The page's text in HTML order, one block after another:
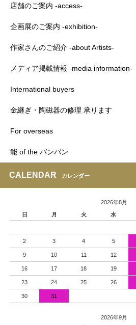
店舗のご案内 -access-
企画展のご案内 -exhibition-
作家さんのご紹介 -about Artists-
メディア掲載情報 -media information-
International buyers
金継ぎ・陶磁器の修理 承ります
For overseas
能 of the バンバン
CALENDAR カレンダー
2026年8月
日
月 火 水
2 3 4 5
9 10 11 12
16 17 18 19
23 24 25 26
30 31
2026年9月